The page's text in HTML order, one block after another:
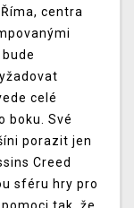
centra
celé
boku. Své
porazit jen
Creed
sféru hry pro